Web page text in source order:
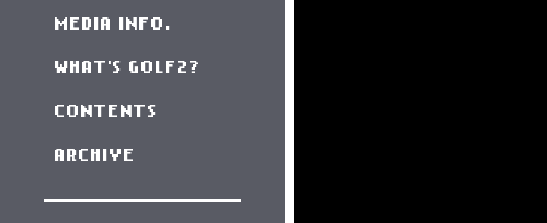
MEDIA INFO.
WHAT'S GOLF2?
CONTENTS
ARCHIVE